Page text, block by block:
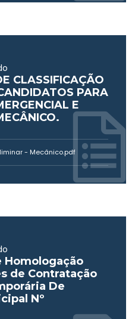
CLASSIFICAÇÃO
PARA
E
- Mecânico.pdf
Homologação
de Contratação
De
Nº